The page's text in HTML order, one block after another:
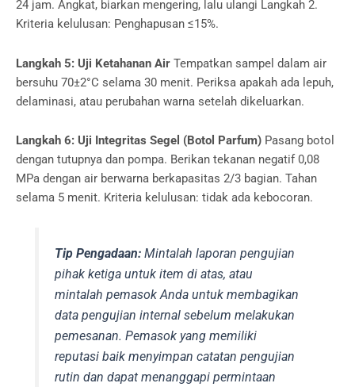
24 jam. Angkat, biarkan mengering, lalu ulangi Langkah 2.
Kriteria kelulusan: Penghapusan ≤15%.
Langkah 5: Uji Ketahanan Air Tempatkan sampel dalam air
bersuhu 70±2°C selama 30 menit. Periksa apakah ada lepuh,
delaminasi, atau perubahan warna setelah dikeluarkan.
Langkah 6: Uji Integritas Segel (Botol Parfum) Pasang botol
dengan tutupnya dan pompa. Berikan tekanan negatif 0,08
MPa dengan air berwarna berkapasitas 2/3 bagian. Tahan
selama 5 menit. Kriteria kelulusan: tidak ada kebocoran.
Tip Pengadaan: Mintalah laporan pengujian
pihak ketiga untuk item di atas, atau
mintalah pemasok Anda untuk membagikan
data pengujian internal sebelum melakukan
pemesanan. Pemasok yang memiliki
reputasi baik menyimpan catatan pengujian
rutin dan dapat menanggapi permintaan